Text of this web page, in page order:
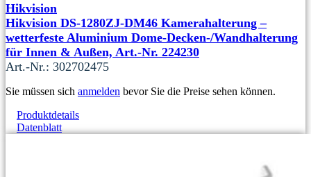
Hikvision
Hikvision DS-1280ZJ-DM46 Kamerahalterung –
wetterfeste Aluminium Dome-Decken-/Wandhalterung
für Innen & Außen, Art.-Nr. 224230
Art.-Nr.: 302702475
Sie müssen sich anmelden bevor Sie die Preise sehen können.
Produktdetails
Datenblatt